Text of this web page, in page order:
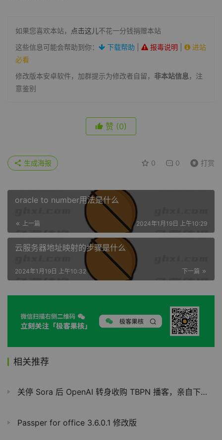
如果您喜欢本站， 点击这儿不花一分钱捐赠本站
这些信息可能会帮助到你：
下载帮助 报毒说明
进站
必看
修改版本安卓软件，加群提示为修改者自留， 非本站信息，注
意鉴别
赞 (0)
0 0 打赏
生成海报
oracle to number用法是什么
上一篇 2024年1月19日 上午10:29
云服务器地址映射的步骤是什么
下一篇
2024年1月19日 上午10:32
相关推荐
关停 Sora 后 OpenAI 转身收购 TBPN 播客，亲自下场做媒体
Passper for office 3.6.0.1 修改版